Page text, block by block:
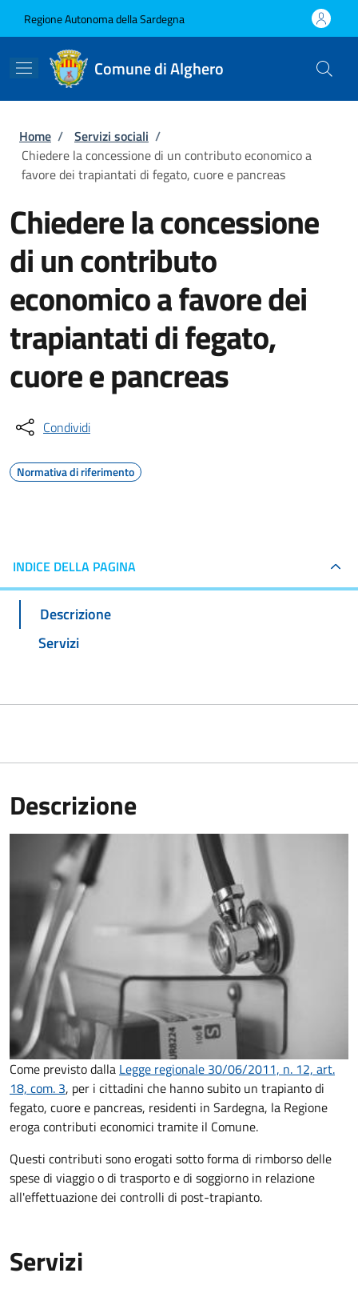
Regione Autonoma della Sardegna
Comune di Alghero
Briciole di pane
Home / Servizi sociali /
Chiedere la concessione di un contributo economico a
favore dei trapiantati di fegato, cuore e pancreas
Chiedere la concessione
di un contributo
economico a favore dei
trapiantati di fegato,
cuore e pancreas
Condividi
Normativa di riferimento
INDICE DELLA PAGINA
Descrizione
Servizi
Descrizione
Come previsto dalla Legge regionale 30/06/2011, n. 12, art.
18, com. 3, per i cittadini che hanno subito un trapianto di
fegato, cuore e pancreas, residenti in Sardegna, la Regione
eroga contributi economici tramite il Comune.
Questi contributi sono erogati sotto forma di rimborso delle
spese di viaggio o di trasporto e di soggiorno in relazione
all'effettuazione dei controlli di post-trapianto.
Servizi